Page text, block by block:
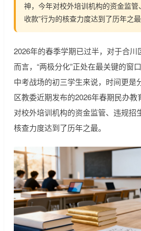
神，今年对校外培训机构的资金监管
收款”行为的核查力度达到了历年之最
2026年的春季学期已过半，对于合川
而言，“两极分化”正处在最关键的窗
中考战场的初三学生来说，时间更是
区教委近期发布的2026年春期民办
对校外培训机构的资金监管、违规招
核查力度达到了历年之最。